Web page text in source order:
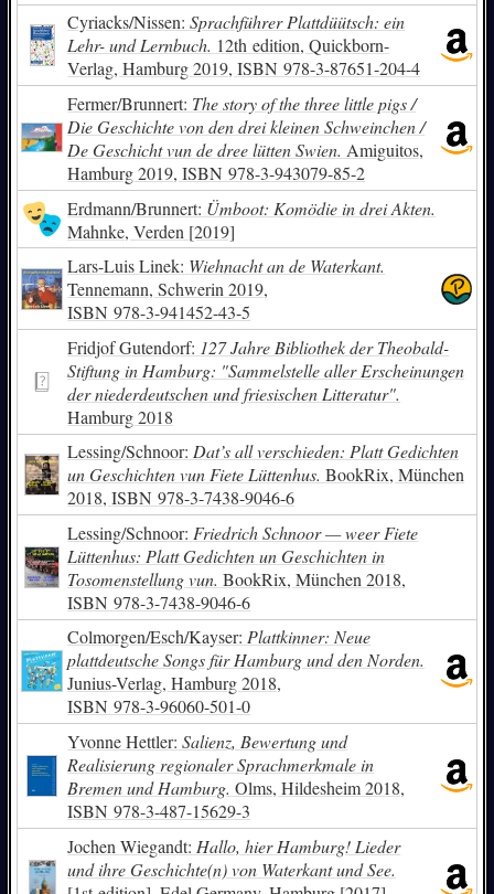
Cyriacks/Nissen: Sprachführer Plattdüütsch: ein
Lehr- und Lernbuch. 12th edition, Quickborn-
Verlag, Hamburg 2019,ISBN978-3-87651-204-4
Fermer/Brunnert: The story of the three little pigs /
Die Geschichte von den drei kleinen Schweinchen /
De Geschicht vun de dree lütten Swien. Amiguitos,
Hamburg 2019,ISBN978-3-943079-85-2
Erdmann/Brunnert: Ümboot: Komödie in drei Akten.
Mahnke, Verden [2019]
Lars-Luis Linek: Wiehnacht an de Waterkant.
Tennemann, Schwerin 2019,
ISBN978-3-941452-43-5
Fridjof Gutendorf: 127 Jahre Bibliothek der Theobald-
Stiftung in Hamburg: "Sammelstelle aller Erscheinungen
der niederdeutschen und friesischen Litteratur".
Hamburg 2018
Lessing/Schnoor: Dat’s all verschieden: Platt Gedichten
un Geschichten vun Fiete Lüttenhus. BookRix, München
2018,ISBN978-3-7438-9046-6
Lessing/Schnoor: Friedrich Schnoor — weer Fiete
Lüttenhus: Platt Gedichten un Geschichten in
Tosomenstellung vun. BookRix, München 2018,
ISBN978-3-7438-9046-6
Colmorgen/Esch/Kayser: Plattkinner: Neue
plattdeutsche Songs für Hamburg und den Norden.
Junius-Verlag, Hamburg 2018,
ISBN978-3-96060-501-0
Yvonne Hettler: Salienz, Bewertung und
Realisierung regionaler Sprachmerkmale in
Bremen und Hamburg. Olms, Hildesheim 2018,
ISBN978-3-487-15629-3
Jochen Wiegandt: Hallo, hier Hamburg! Lieder
und ihre Geschichte(n) von Waterkant und See.